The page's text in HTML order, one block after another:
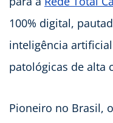
100% digital,
inteligência
patológicas de alta
Pioneiro no Brasil,